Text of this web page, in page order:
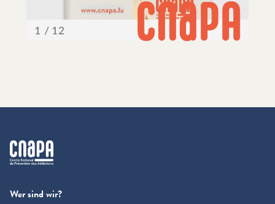
cnapa
Wer sind wir?